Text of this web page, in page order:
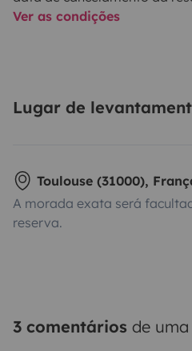
Ver as condições
Lugar de
Toulouse (31000),
A morada exata será
reserva.
3 comentários de